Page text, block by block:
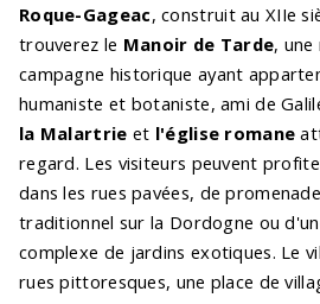
Roque-Gageac, construit au XIIe
trouverez le Manoir de Tarde, une
campagne historique ayant
humaniste et botaniste, ami de
la Malartrie et l'église romane
regard. Les visiteurs peuvent
dans les rues pavées, de
traditionnel sur la Dordogne ou
complexe de jardins exotiques. Le
rues pittoresques, une place de